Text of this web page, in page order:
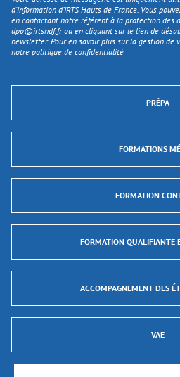
d'information d’IRTS Hauts de France. Vous
en contactant notre référent à la protection des
dpo@irtshdf.frou en cliquant sur le lien de
newsletter. Pour en savoir plus sur la gestion de
notre politique de confidentialité
PRÉPA
FORMATIONS
FORMATION
FORMATION QUALIFIANTE
ACCOMPAGNEMENT DES
VAE